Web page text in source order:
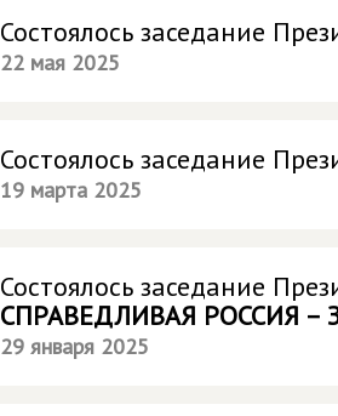
Состоялось заседание
22 мая 2025
Состоялось заседание
19 марта 2025
Состоялось заседание
СПРАВЕДЛИВАЯ РОССИЯ –
29 января 2025